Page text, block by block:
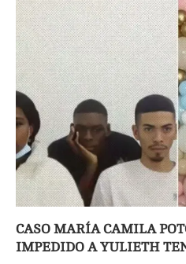
CASO MARÍA CAMILA
IMPEDIDO A YULIETH